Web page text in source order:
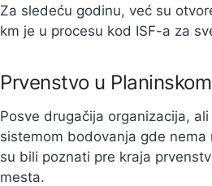
Za sledeću godinu, već su
km je u procesu kod ISF-a za
Prvenstvo u
Posve drugačija organizacija,
sistemom bodovanja gde
su bili poznati pre kraja
mesta.